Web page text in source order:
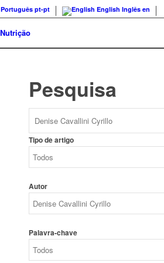
Português pt-pt English Inglês en
Pesquisa
Tipo de artigo
Autor
Palavra-chave